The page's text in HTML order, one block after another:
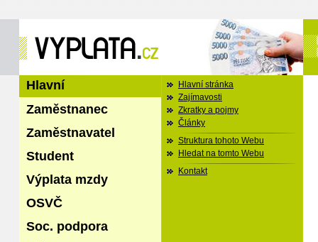
Hlavní
Zaměstnanec
Zaměstnavatel
Student
Výplata mzdy
OSVČ
Soc. podpora
Hlavní stránka
Zajímavosti
Zkratky a pojmy
Články
Struktura tohoto Webu
Hledat na tomto Webu
Kontakt